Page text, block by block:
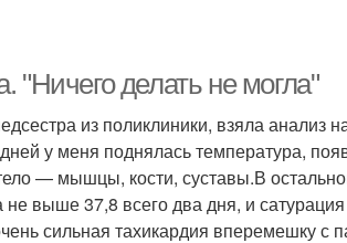
"Ничего делать не могла"
из поликлиники, взяла анализ
у меня поднялась температура,
— мышцы, кости, суставы.В
выше 37,8 всего два дня, и
сильная тахикардия вперемешку с